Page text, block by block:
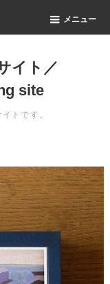
メニュー
イト／
site
トです。